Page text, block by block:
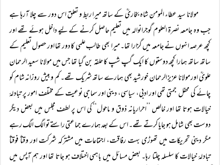
مولانا سید عطاء المومن شاہ بخاریؒ کے ساتھ میرا ربط و تعلق اس دور سے چلا آرہا ہے
جب وہ جامعہ نصرۃ العلوم گوجرانوالہ میں تعلیم حاصل کرنے کے لیے داخل ہوئے تھے اور
کچھ عرصہ انہوں نے جامعہ میں گزارا تھا۔ میرا بھی طالب علمی کا دور تھا اور حصول تعلیم کے
ساتھ ساتھ ہمارا کچھ دوستوں کا ایک گپ شپ کا حلقہ بن گیا تھا جس میں مولانا سعید الرحمان
علویؒ اور مولانا عزیز الرحمان خورشید بھی ہمارے ساتھ شریک تھے۔ کم و بیش روزانہ شام کو
چائے کی محفل جمتی تھی اور ادبی، سیاسی، دینی اور سماجی نوعیت کے مختلف امور پر تبادلۂ
خیالات ہوتا تھا اور خالص ’’احراریانہ ذوق و ماحول‘‘ کی اس پر لطف مجلس میں بعض دیگر
دوست بھی شامل ہو جایا کرتے تھے۔ اس کے بعد ہمارے جماعتی راستے تو الگ الگ رہے
مگر دینی تحریکات میں تھوڑی بہت رفاقت، اجتماعات میں مشترکہ شرکت اور وقتاً فوقتاً
تبادلۂ خیالات کا سلسلہ چلتا رہا۔ بعض مسائل میں باہمی اختلاف ہو جاتا تھا اور ہم آپس میں